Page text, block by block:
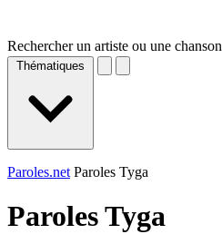
Rechercher un artiste ou une chanson
Thématiques
Paroles.net Paroles Tyga
ParolesTyga